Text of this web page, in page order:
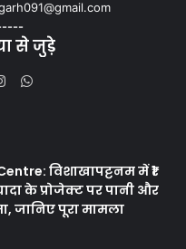
से जुड़े
WhatsApp
विशाखापट्टनम में ₹1
के प्रोजेक्ट पर पानी और
जानिए पूरा मामला